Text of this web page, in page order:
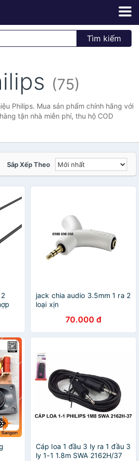
Tìm kiếm
(75)
Philips. Mua sản phẩm chính hãng với
tận nhà miễn phí, thu hộ COD
Sắp Xếp Theo
jack chia audio 3.5mm 1 ra 2
loại xịn
70.000 đ
Cáp loa 1 đầu 3 ly ra 1 đầu 3
ly 1-1 1.8m SWA 2162H/37